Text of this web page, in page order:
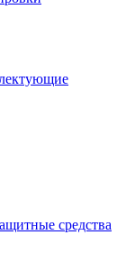
средства